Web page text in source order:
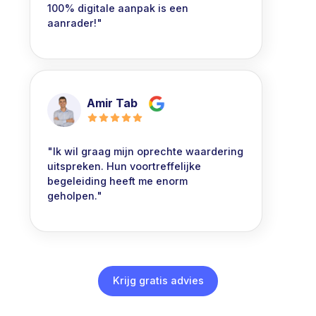
100% digitale aanpak is een
aanrader!"
Amir Tab
"Ik wil graag mijn oprechte waardering
uitspreken. Hun voortreffelijke
begeleiding heeft me enorm
geholpen."
Krijg gratis advies